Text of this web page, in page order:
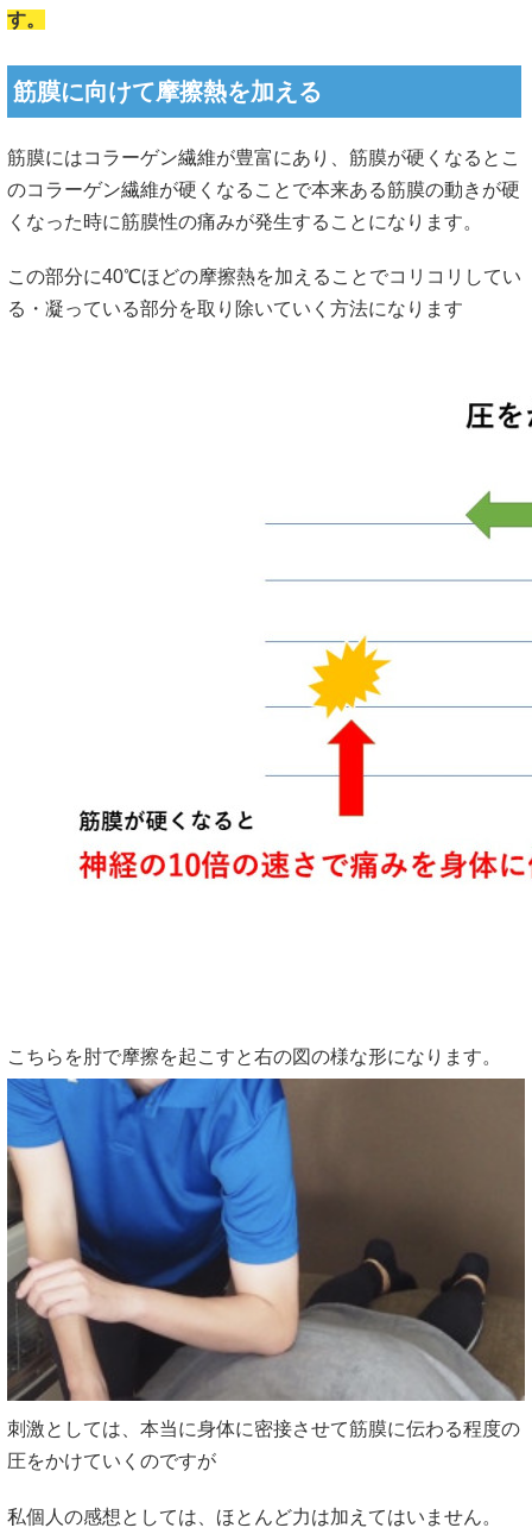
す。
筋膜に向けて摩擦熱を加える
筋膜にはコラーゲン繊維が豊富にあり、筋膜が硬くなるとこ
のコラーゲン繊維が硬くなることで本来ある筋膜の動きが硬
くなった時に筋膜性の痛みが発生することになります。
この部分に40℃ほどの摩擦熱を加えることでコリコリしてい
る・凝っている部分を取り除いていく方法になります
こちらを肘で摩擦を起こすと右の図の様な形になります。
刺激としては、本当に身体に密接させて筋膜に伝わる程度の
圧をかけていくのですが
私個人の感想としては、ほとんど力は加えてはいません。